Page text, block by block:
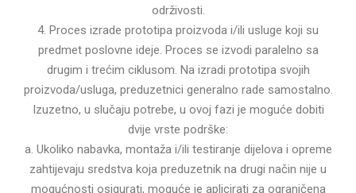
održivosti.
4. Proces izrade prototipa proizvoda i/ili usluge koji su
predmet poslovne ideje. Proces se izvodi paralelno sa
drugim i trećim ciklusom. Na izradi prototipa svojih
proizvoda/usluga, preduzetnici generalno rade samostalno.
Izuzetno, u slučaju potrebe, u ovoj fazi je moguće dobiti
dvije vrste podrške:
a. Ukoliko nabavka, montaža i/ili testiranje dijelova i opreme
zahtijevaju sredstva koja preduzetnik na drugi način nije u
mogućnosti osigurati, moguće je aplicirati za ograničena